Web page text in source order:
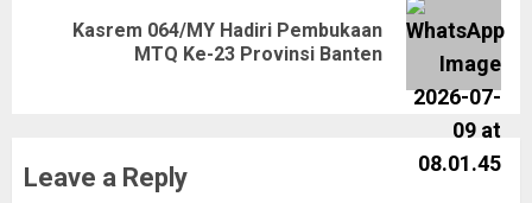
Kasrem 064/MY Hadiri Pembukaan
MTQ Ke-23 Provinsi Banten
Leave a Reply